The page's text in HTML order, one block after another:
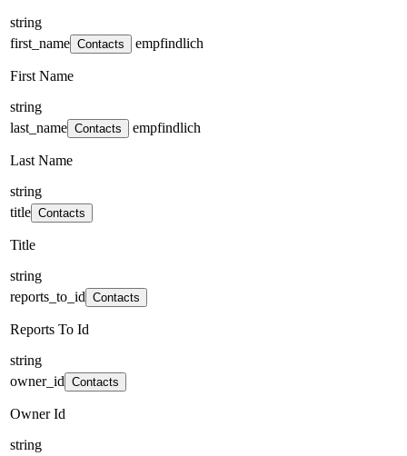
string
first_name Contacts empfindlich
First Name
string
last_name Contacts empfindlich
Last Name
string
title Contacts
Title
string
reports_to_id Contacts
Reports To Id
string
owner_id Contacts
Owner Id
string